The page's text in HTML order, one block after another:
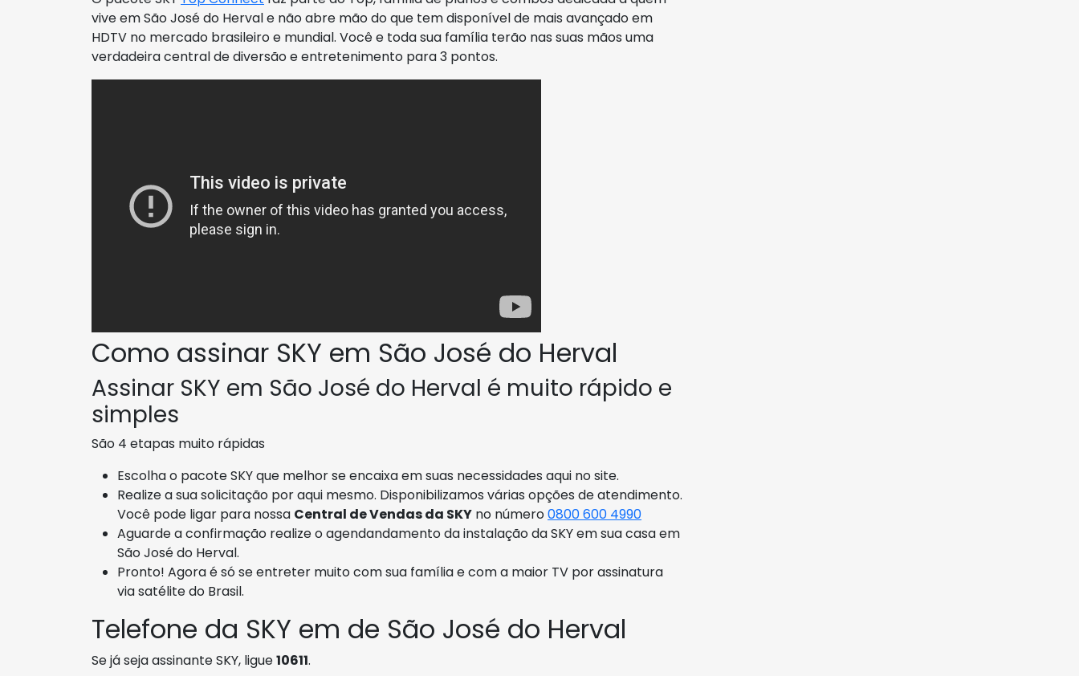
vive em São José do Herval e não abre mão do que tem disponível de mais avançado em
HDTV no mercado brasileiro e mundial. Você e toda sua família terão nas suas mãos uma
verdadeira central de diversão e entretenimento para 3 pontos.
Como assinar SKY em São José do Herval
Assinar SKY em São José do Herval é muito rápido e
simples
São 4 etapas muito rápidas
Escolha o pacote SKY que melhor se encaixa em suas necessidades aqui no site.
Realize a sua solicitação por aqui mesmo. Disponibilizamos várias opções de atendimento.
Você pode ligar para nossa Central de Vendas da SKY no número0800 600 4990
Aguarde a confirmação realize o agendandamento da instalação da SKY em sua casa em
São José do Herval.
Pronto! Agora é só se entreter muito com sua família e com a maior TV por assinatura
via satélite do Brasil.
Telefone da SKY em de São José do Herval
Se já seja assinante SKY, ligue10611.